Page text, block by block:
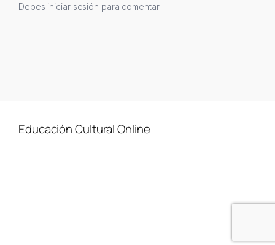
Debes iniciar sesión para comentar.
Educación Cultural Online